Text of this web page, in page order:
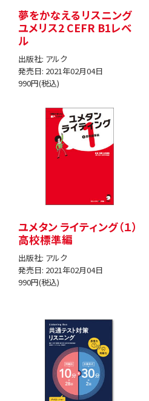
夢をかなえるリスニング
ユメリス2 CEFR B1レベ
ル
出版社: アルク
発売日: 2021年02月04日
990円(税込)
ユメタン ライティング（１）
高校標準編
出版社: アルク
発売日: 2021年02月04日
990円(税込)